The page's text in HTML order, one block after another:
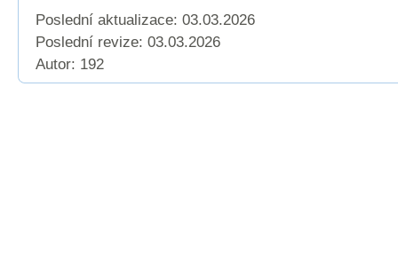
Poslední aktualizace: 03.03.2026
Poslední revize: 03.03.2026
Autor: 192